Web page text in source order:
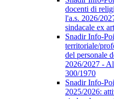
docenti di
l'a.s. 2026/
sindacale ex
Snadir Info-
territoriale/
del personale
2026/2027 -
300/1970
Snadir Info-
2025/2026: